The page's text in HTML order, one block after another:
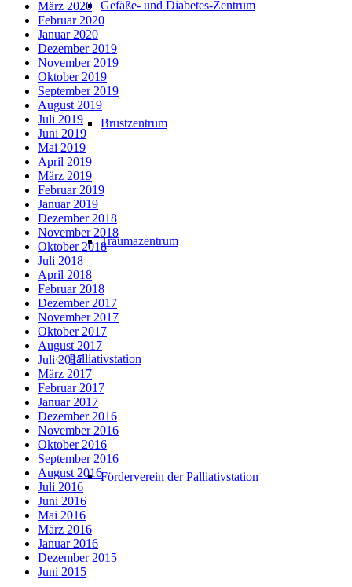
Gefäße- und Diabetes-Zentrum
Brustzentrum
Traumazentrum
Palliativstation
Förderverein der Palliativstation
März 2020
Februar 2020
Januar 2020
Dezember 2019
November 2019
Oktober 2019
September 2019
August 2019
Juli 2019
Juni 2019
Mai 2019
April 2019
März 2019
Februar 2019
Januar 2019
Dezember 2018
November 2018
Oktober 2018
Juli 2018
April 2018
Februar 2018
Dezember 2017
November 2017
Oktober 2017
August 2017
Juli 2017
März 2017
Februar 2017
Januar 2017
Dezember 2016
November 2016
Oktober 2016
September 2016
August 2016
Juli 2016
Juni 2016
Mai 2016
März 2016
Januar 2016
Dezember 2015
Juni 2015